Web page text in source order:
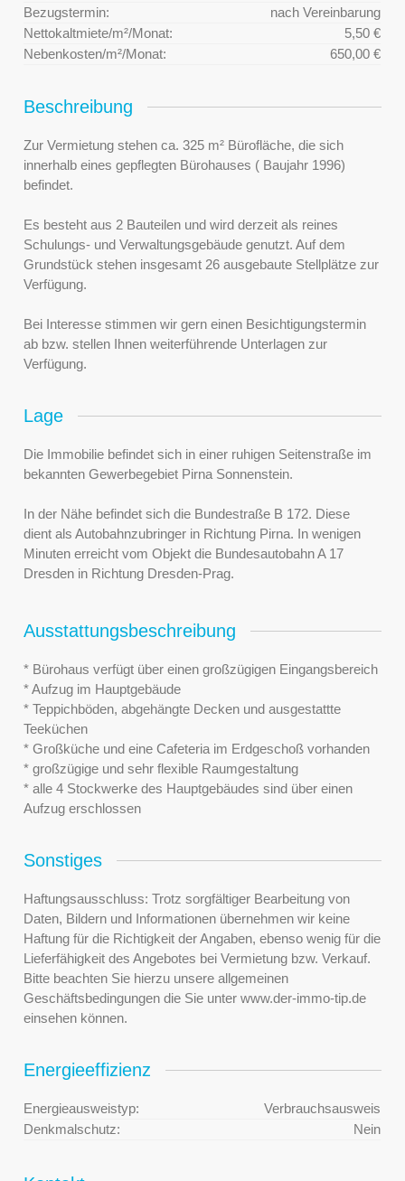
Bezugstermin:
nach Vereinbarung
Nettokaltmiete/m²/Monat:
5,50 €
Nebenkosten/m²/Monat:
650,00 €
Beschreibung
Zur Vermietung stehen ca. 325 m² Bürofläche, die sich
innerhalb eines gepflegten Bürohauses ( Baujahr 1996)
befindet.
Es besteht aus 2 Bauteilen und wird derzeit als reines
Schulungs- und Verwaltungsgebäude genutzt. Auf dem
Grundstück stehen insgesamt 26 ausgebaute Stellplätze zur
Verfügung.
Bei Interesse stimmen wir gern einen Besichtigungstermin
ab bzw. stellen Ihnen weiterführende Unterlagen zur
Verfügung.
Lage
Die Immobilie befindet sich in einer ruhigen Seitenstraße im
bekannten Gewerbegebiet Pirna Sonnenstein.
In der Nähe befindet sich die Bundestraße B 172. Diese
dient als Autobahnzubringer in Richtung Pirna. In wenigen
Minuten erreicht vom Objekt die Bundesautobahn A 17
Dresden in Richtung Dresden-Prag.
Ausstattungsbeschreibung
* Bürohaus verfügt über einen großzügigen Eingangsbereich
* Aufzug im Hauptgebäude
* Teppichböden, abgehängte Decken und ausgestattte
Teeküchen
* Großküche und eine Cafeteria im Erdgeschoß vorhanden
* großzügige und sehr flexible Raumgestaltung
* alle 4 Stockwerke des Hauptgebäudes sind über einen
Aufzug erschlossen
Sonstiges
Haftungsausschluss: Trotz sorgfältiger Bearbeitung von
Daten, Bildern und Informationen übernehmen wir keine
Haftung für die Richtigkeit der Angaben, ebenso wenig für die
Lieferfähigkeit des Angebotes bei Vermietung bzw. Verkauf.
Bitte beachten Sie hierzu unsere allgemeinen
Geschäftsbedingungen die Sie unter www.der-immo-tip.de
einsehen können.
Energieeffizienz
Energieausweistyp:
Verbrauchsausweis
Denkmalschutz:
Nein